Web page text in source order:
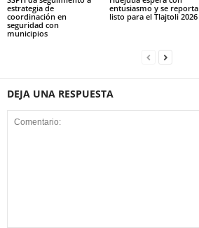
estrategia de
coordinación en
seguridad con
municipios
entusiasmo y se reporta
listo para el Tlajtoli 2026
DEJA UNA RESPUESTA